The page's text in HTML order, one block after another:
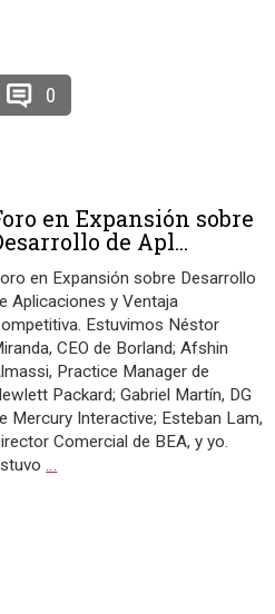
0
en Expansión sobre
de Apl...
en Expansión sobre Desarrollo
Aplicaciones y Ventaja
Estuvimos Néstor
CEO de Borland; Afshin
Practice Manager de
Packard; Gabriel Martín, DG
Mercury Interactive; Esteban Lam,
Comercial de BEA, y yo.
…